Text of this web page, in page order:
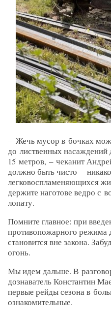
– Жечь мусор в бочках
до лиственных
15 метров, – ​чеканит
должно быть чисто –
легковоспламеняющихся
держите наготове ведро с
лопату.
Помните главное: при
противопожарного режима
становится вне закона.
огонь.
Мы идем дальше. В
дознаватель Константин
первые рейды сезона в
ознакомительные.